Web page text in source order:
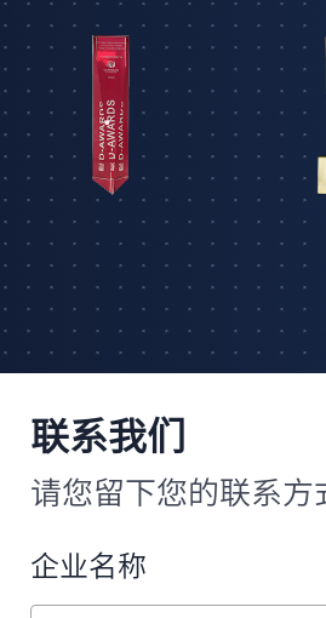
2024年04月
鹿马CEO兼创始人
智化转型，被中国
2024年03月
被全球商用物联网
生态伙伴”，印证鹿
2024年01月
联系我们
请您留下您的联系
企业名称